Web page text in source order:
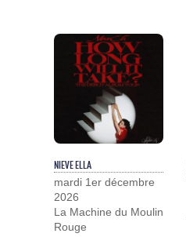
NIEVE ELLA
mardi 1er décembre
2026
La Machine du Moulin
Rouge